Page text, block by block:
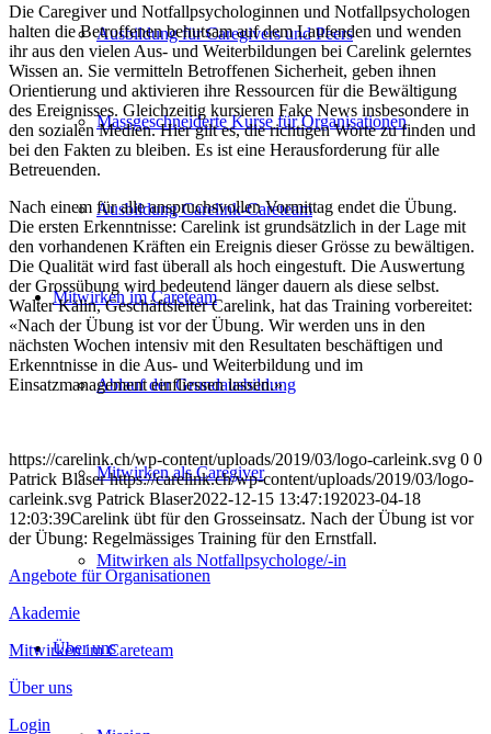
Ausbildung für Caregivers und Peers
Massgeschneiderte Kurse für Organisationen
Ausbildung Carelink-Careteam
Mitwirken im Careteam
Ablauf der Grundausbildung
Mitwirken als Caregiver
Mitwirken als Not­fallpsychologe/-in
Über uns
Die Caregiver und Notfallpsychologinnen und Notfallpsychologen
halten die Betroffenen behutsam auf dem Laufenden und wenden
ihr aus den vielen Aus- und Weiterbildungen bei Carelink gelerntes
Wissen an. Sie vermitteln Betroffenen Sicherheit, geben ihnen
Orientierung und aktivieren ihre Ressourcen für die Bewältigung
des Ereignisses. Gleichzeitig kursieren Fake News insbesondere in
den sozialen Medien. Hier gilt es, die richtigen Worte zu finden und
bei den Fakten zu bleiben. Es ist eine Herausforderung für alle
Betreuenden.
Nach einem für alle anspruchsvollen Vormittag endet die Übung.
Die ersten Erkenntnisse: Carelink ist grundsätzlich in der Lage mit
den vorhandenen Kräften ein Ereignis dieser Grösse zu bewältigen.
Die Qualität wird fast überall als hoch eingestuft. Die Auswertung
der Grossübung wird bedeutend länger dauern als diese selbst.
Walter Kälin, Geschäftsleiter Carelink, hat das Training vorbereitet:
«Nach der Übung ist vor der Übung. Wir werden uns in den
nächsten Wochen intensiv mit den Resultaten beschäftigen und
Erkenntnisse in die Aus- und Weiterbildung und im
Einsatzmanagement einfliessen lassen.»
https://carelink.ch/wp-content/uploads/2019/03/logo-carleink.svg 0 0
Patrick Blaser https://carelink.ch/wp-content/uploads/2019/03/logo-
carleink.svg Patrick Blaser2022-12-15 13:47:192023-04-18
12:03:39Carelink übt für den Grosseinsatz. Nach der Übung ist vor
der Übung: Regelmässiges Training für den Ernstfall.
Angebote für Organisationen
Akademie
Mitwirken im Careteam
Über uns
Login